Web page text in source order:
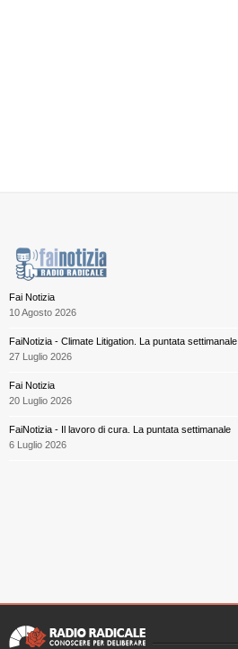
Fai Notizia
10 Agosto 2026
FaiNotizia - Climate Litigation. La puntata settimanale
27 Luglio 2026
Fai Notizia
20 Luglio 2026
FaiNotizia - Il lavoro di cura. La puntata settimanale
6 Luglio 2026